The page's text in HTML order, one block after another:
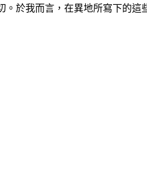
於我而言，在異地所寫下的